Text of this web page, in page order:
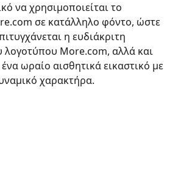
να χρησιμοποιείται το
σε κατάλληλο φόντο, ώστε
η ευδιάκριτη
λογοτύπου More.com, αλλά και
ωραίο αισθητικά εικαστικό με
χαρακτήρα.